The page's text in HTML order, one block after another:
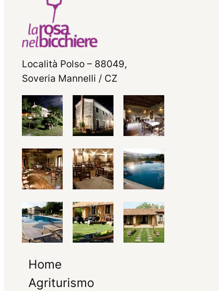
Località Polso – 88049,
Soveria Mannelli / CZ
Home
Agriturismo